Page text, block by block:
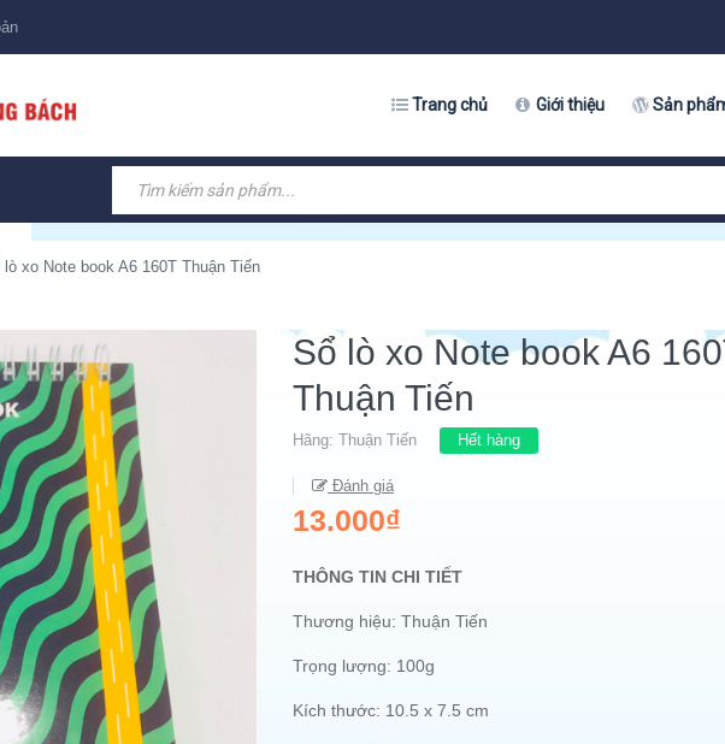
Trang chủ Giới thiệu Sản
lò xo Note book A6 160T Thuận Tiến
Sổ lò xo Note book A6
Thuận Tiến
Hãng: Thuận Tiến Hết hàng
Đánh giá
13.000₫
THÔNG TIN CHI TIẾT
Thương hiệu: Thuận Tiến
Trọng lượng: 100g
Kích thước: 10.5 x 7.5 cm